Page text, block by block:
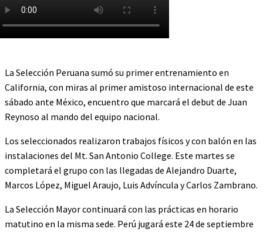
La Selección Peruana sumó su primer entrenamiento en
California, con miras al primer amistoso internacional de este
sábado ante México, encuentro que marcará el debut de Juan
Reynoso al mando del equipo nacional.
Los seleccionados realizaron trabajos físicos y con balón en las
instalaciones del Mt. San Antonio College. Este martes se
completará el grupo con las llegadas de Alejandro Duarte,
Marcos López, Miguel Araujo, Luis Advíncula y Carlos Zambrano.
La Selección Mayor continuará con las prácticas en horario
matutino en la misma sede. Perú jugará este 24 de septiembre